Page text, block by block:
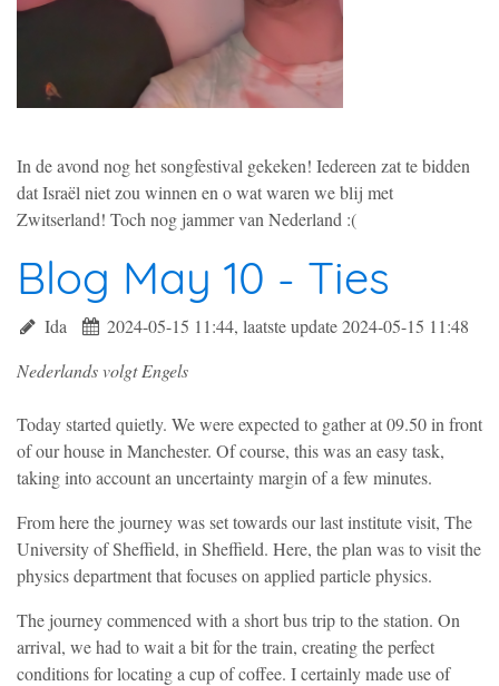
In de avond nog het songfestival gekeken! Iedereen zat te bidden
dat Israël niet zou winnen en o wat waren we blij met
Zwitserland! Toch nog jammer van Nederland :(
Blog May 10 - Ties
Ida
2024-05-15 11:44, laatste update 2024-05-15 11:48
Nederlands volgt Engels
Today started quietly. We were expected to gather at 09.50 in front
of our house in Manchester. Of course, this was an easy task,
taking into account an uncertainty margin of a few minutes.
From here the journey was set towards our last institute visit, The
University of Sheffield, in Sheffield. Here, the plan was to visit the
physics department that focuses on applied particle physics.
The journey commenced with a short bus trip to the station. On
arrival, we had to wait a bit for the train, creating the perfect
conditions for locating a cup of coffee. I certainly made use of